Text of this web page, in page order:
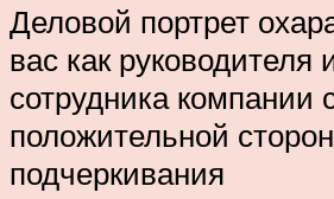
Деловой портрет
вас как руководителя
сотрудника компании
положительной
подчеркивания